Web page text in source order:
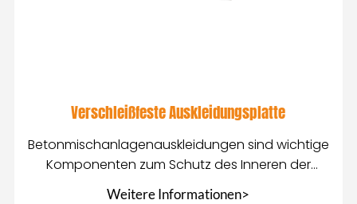
Verschleißfeste Auskleidungsplatte
Betonmischanlagenauskleidungen sind wichtige
Komponenten zum Schutz des Inneren der
Mischanlage
Weitere Informationen>